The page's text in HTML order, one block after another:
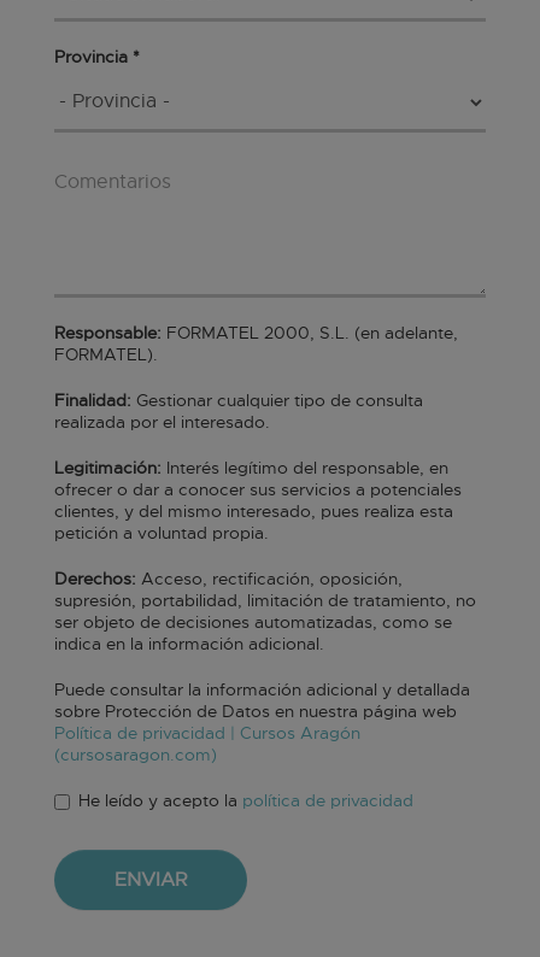
Provincia *
Responsable: FORMATEL 2000, S.L. (en adelante,
FORMATEL).
Finalidad: Gestionar cualquier tipo de consulta
realizada por el interesado.
Legitimación: Interés legítimo del responsable, en
ofrecer o dar a conocer sus servicios a potenciales
clientes, y del mismo interesado, pues realiza esta
petición a voluntad propia.
Derechos: Acceso, rectificación, oposición,
supresión, portabilidad, limitación de tratamiento, no
ser objeto de decisiones automatizadas, como se
indica en la información adicional.
Puede consultar la información adicional y detallada
sobre Protección de Datos en nuestra página web
Política de privacidad | Cursos Aragón
(cursosaragon.com)
He leído y acepto la política de privacidad
ENVIAR